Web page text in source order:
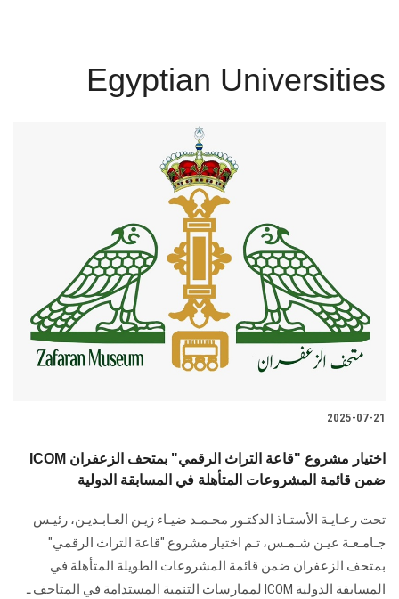
المراكز والوحدات
هيئة التدريس
الزائـرون
سجل الان
Egyptian Universities
2025-07-21
ICOM اختيار مشروع "قاعة التراث الرقمي" بمتحف الزعفران
ضمن قائمة المشروعات المتأهلة في المسابقة الدولية
تحت رعـايـة الأستـاذ الدكتـور محـمـد ضيـاء زيـن العـابـديـن، رئيـس
جـامـعـة عيـن شـمـس، تـم اختيار مشروع "قاعة التراث الرقمي"
بمتحف الزعفران ضمن قائمة المشروعات الطويلة المتأهلة في
المسابقة الدولية ICOM لممارسات التنمية المستدامة في المتاحف ـ